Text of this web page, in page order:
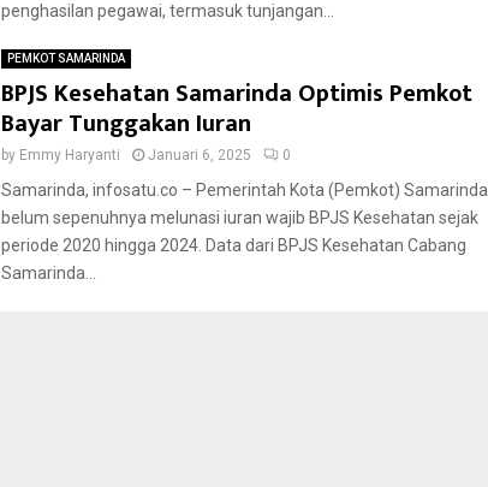
penghasilan pegawai, termasuk tunjangan...
PEMKOT SAMARINDA
BPJS Kesehatan Samarinda Optimis Pemkot
Bayar Tunggakan Iuran
by Emmy Haryanti Januari 6, 2025 0
Samarinda, infosatu.co – Pemerintah Kota (Pemkot) Samarinda
belum sepenuhnya melunasi iuran wajib BPJS Kesehatan sejak
periode 2020 hingga 2024. Data dari BPJS Kesehatan Cabang
Samarinda...